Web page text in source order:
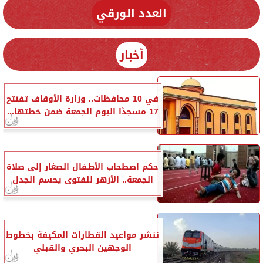
العدد الورقي
أخبار
في 10 محافظات.. وزارة الأوقاف تفتتح
17 مسجدًا اليوم الجمعة ضمن خطتها...
حكم اصطحاب الأطفال الصغار إلى صلاة
الجمعة.. الأزهر للفتوى يحسم الجدل
ننشر مواعيد القطارات المكيفة بخطوط
الوجهين البحري والقبلي